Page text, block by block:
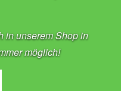
in unserem Shop in
möglich!